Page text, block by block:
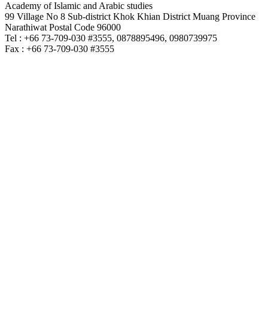
Academy of Islamic and Arabic studies
99 Village No 8 Sub-district Khok Khian District Muang Province
Narathiwat Postal Code 96000
Tel : +66 73-709-030 #3555, 0878895496, 0980739975
Fax : +66 73-709-030 #3555